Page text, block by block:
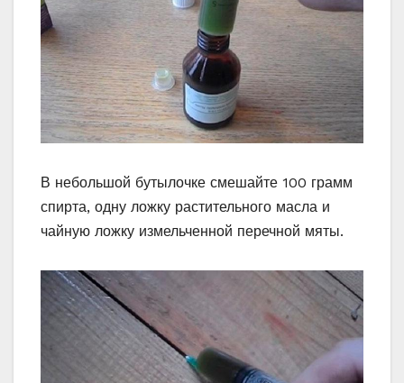
В небольшой бутылочке смешайте 100 грамм
спирта, одну ложку растительного масла и
чайную ложку измельченной перечной мяты.